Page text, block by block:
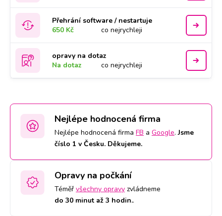
Přehrání software / nestartuje
650 Kč
co nejrychleji
opravy na dotaz
Na dotaz
co nejrychleji
Nejlépe hodnocená firma
Nejlépe hodnocená firma FB a Google.Jsme
číslo 1 v Česku. Děkujeme.
Opravy na počkání
Téměř všechny opravy zvládneme
do 30 minut až 3 hodin..